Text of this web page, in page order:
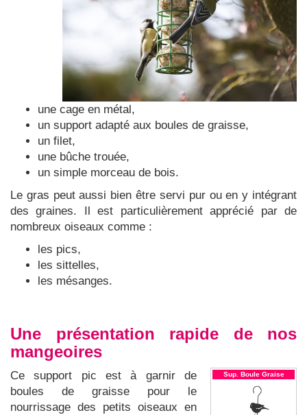
une cage en métal,
un support adapté aux boules de graisse,
un filet,
une bûche trouée,
un simple morceau de bois.
Le gras peut aussi bien être servi pur ou en y intégrant
des graines. Il est particulièrement apprécié par de
nombreux oiseaux comme :
les pics,
les sittelles,
les mésanges.
Une présentation rapide de nos
mangeoires
Sup. Boule Graise
Ce support pic est à garnir de
boules de graisse pour le
nourrissage des petits oiseaux en